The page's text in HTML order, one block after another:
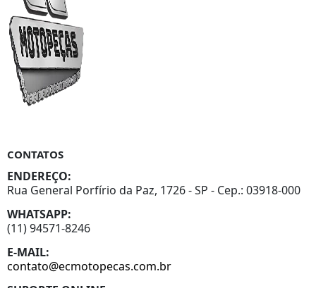
CONTATOS
ENDEREÇO:
Rua General Porfírio da Paz, 1726 - SP - Cep.: 03918-000
WHATSAPP:
(11) 94571-8246
E-MAIL:
contato@ecmotopecas.com.br